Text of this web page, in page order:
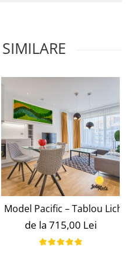
Patinată cu Inserții Aurii
Model Pacific – Tablou
de la 715,00 Lei